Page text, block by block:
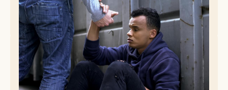
© iStock
Un Maître aimant (Sagesse de Salomon 11,22–12,2)
[Seigneur,] le monde entier est devant toi comme un rien
sur la balance, comme la goutte de rosée matinale qui
descend sur la terre. Pourtant, tu as pitié de tous, parce